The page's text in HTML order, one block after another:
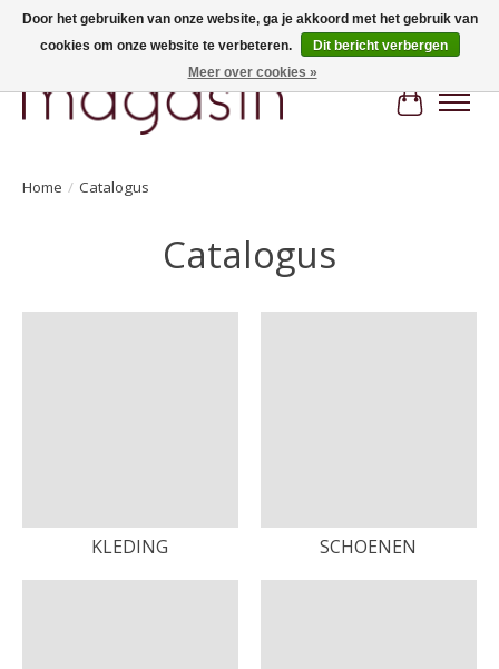
Hi, nice to meet you! Welcome to MAGASIN. Gratis verzending vanaf €100
Home / Catalogus
Catalogus
KLEDING SCHOENEN
Door het gebruiken van onze website, ga je akkoord met het gebruik van
cookies om onze website te verbeteren.
Dit bericht verbergen
Meer over cookies »